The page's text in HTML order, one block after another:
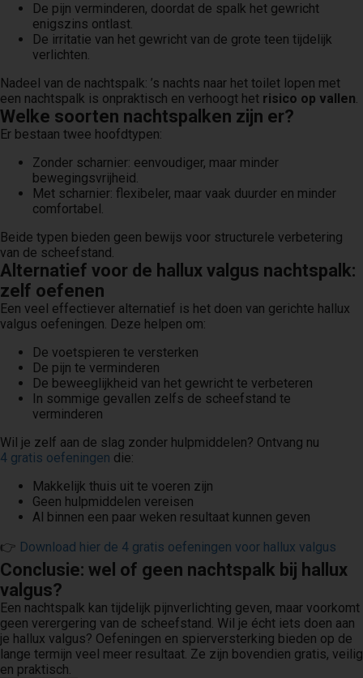
De pijn verminderen, doordat de spalk het gewricht
enigszins ontlast.
De irritatie van het gewricht van de grote teen tijdelijk
verlichten.
Nadeel van de nachtspalk: ’s nachts naar het toilet lopen met
een nachtspalk is onpraktisch en verhoogt het risico op vallen.
Welke soorten nachtspalken zijn er?
Er bestaan twee hoofdtypen:
Zonder scharnier: eenvoudiger, maar minder
bewegingsvrijheid.
Met scharnier: flexibeler, maar vaak duurder en minder
comfortabel.
Beide typen bieden geen bewijs voor structurele verbetering
van de scheefstand.
Alternatief voor de hallux valgus nachtspalk:
zelf oefenen
Een veel effectiever alternatief is het doen van gerichte hallux
valgus oefeningen. Deze helpen om:
De voetspieren te versterken
De pijn te verminderen
De beweeglijkheid van het gewricht te verbeteren
In sommige gevallen zelfs de scheefstand te
verminderen
Wil je zelf aan de slag zonder hulpmiddelen? Ontvang nu
4 gratis oefeningen die:
Makkelijk thuis uit te voeren zijn
Geen hulpmiddelen vereisen
Al binnen een paar weken resultaat kunnen geven
👉 Download hier de 4 gratis oefeningen voor hallux valgus
Conclusie: wel of geen nachtspalk bij hallux
valgus?
Een nachtspalk kan tijdelijk pijnverlichting geven, maar voorkomt
geen verergering van de scheefstand. Wil je écht iets doen aan
je hallux valgus? Oefeningen en spierversterking bieden op de
lange termijn veel meer resultaat. Ze zijn bovendien gratis, veilig
en praktisch.